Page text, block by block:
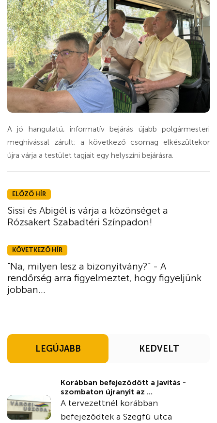
A jó hangulatú, informatív bejárás újabb polgármesteri
meghívással zárult: a következő csomag elkészültekor
újra várja a testület tagjait egy helyszíni bejárásra.
ELŐZŐ HÍR
Sissi és Abigél is várja a közönséget a
Rózsakert Szabadtéri Színpadon!
KÖVETKEZŐ HÍR
"Na, milyen lesz a bizonyítvány?" - A
rendőrség arra figyelmeztet, hogy figyeljünk
jobban...
LEGÚJABB KEDVELT
Korábban befejeződött a javítás -
szombaton újranyit az ...
A tervezettnél korábban
befejeződtek a Szegfű utca